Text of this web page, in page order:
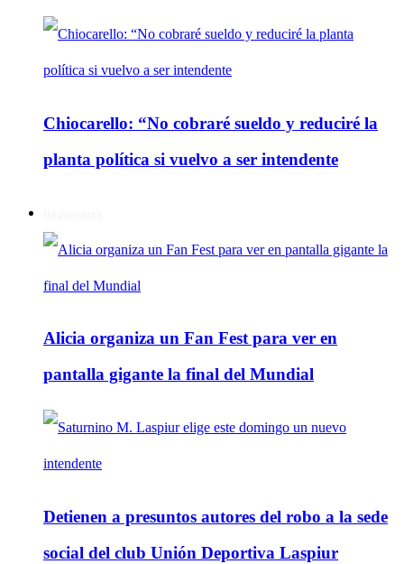
Chiocarello: “No cobraré sueldo y reduciré la
planta política si vuelvo a ser intendente
Alicia organiza un Fan Fest para ver en
pantalla gigante la final del Mundial
Detienen a presuntos autores del robo a la sede
social del club Unión Deportiva Laspiur